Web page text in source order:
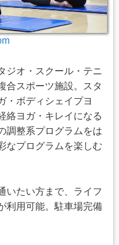
ジオ・スクール・テニ
合スポーツ施設。スタ
・ボディシェイプヨ
絡ヨガ・キレイになる
調整系プログラムをは
なプログラムを楽しむ
いたい方まで、ライフ
利用可能。駐車場完備